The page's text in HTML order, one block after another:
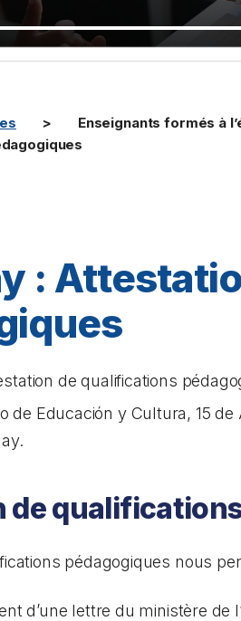
Enseignants formés à
:
de qualifications
de Educación y Cultura, 15
pédagogiques nous
d’une lettre du ministère